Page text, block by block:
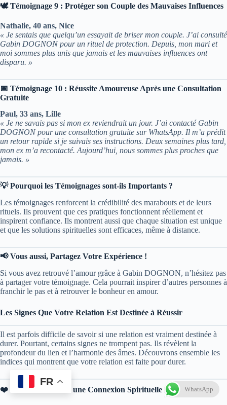
🕊️ Témoignage 9 : Protéger son Couple des Mauvaises Influences
Nathalie, 40 ans, Nice
« Je sentais que quelqu’un essayait de briser mon couple. J’ai consulté
Gabin DOGNON pour un rituel de protection. Depuis, mon mari et
moi sommes plus unis que jamais et les mauvaises influences ont
disparu. »
📅 Témoignage 10 : Réussite Amoureuse Après une Consultation
Gratuite
Paul, 33 ans, Lille
« Je ne savais pas si mon ex reviendrait un jour. J’ai contacté Gabin
DOGNON pour une consultation gratuite sur WhatsApp. Il m’a prédit
un retour rapide si je suivais ses instructions. Deux semaines plus tard,
mon ex m’a recontacté. Aujourd’hui, nous sommes plus proches que
jamais. »
💡 Pourquoi les Témoignages sont-ils Importants ?
Les témoignages renforcent la crédibilité des marabouts et de leurs
rituels. Ils prouvent que ces pratiques fonctionnent réellement et
inspirent confiance. Ils montrent aussi que chaque situation est unique
et que les solutions spirituelles sont efficaces, même à distance.
📢 Vous aussi, Partagez Votre Expérience !
Si vous avez retrouvé l’amour grâce à Gabin DOGNON, n’hésitez pas
à partager votre témoignage. Cela pourrait inspirer d’autres personnes à
franchir le pas et à retrouver le bonheur en amour.
Les Signes Que Votre Relation Est Destinée à Réussir
Il est parfois difficile de savoir si une relation est vraiment destinée à
durer. Pourtant, certains signes ne trompent pas. Ils révèlent la
profondeur du lien et l’harmonie des âmes. Découvrons ensemble les
indices qui montrent que votre relation est faite pour durer.
❤️ 1. Vous Ressentez une Connexion Spirituelle Forte
FR
WhatsApp